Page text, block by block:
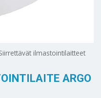
ilmastointilaitteet
ARGO